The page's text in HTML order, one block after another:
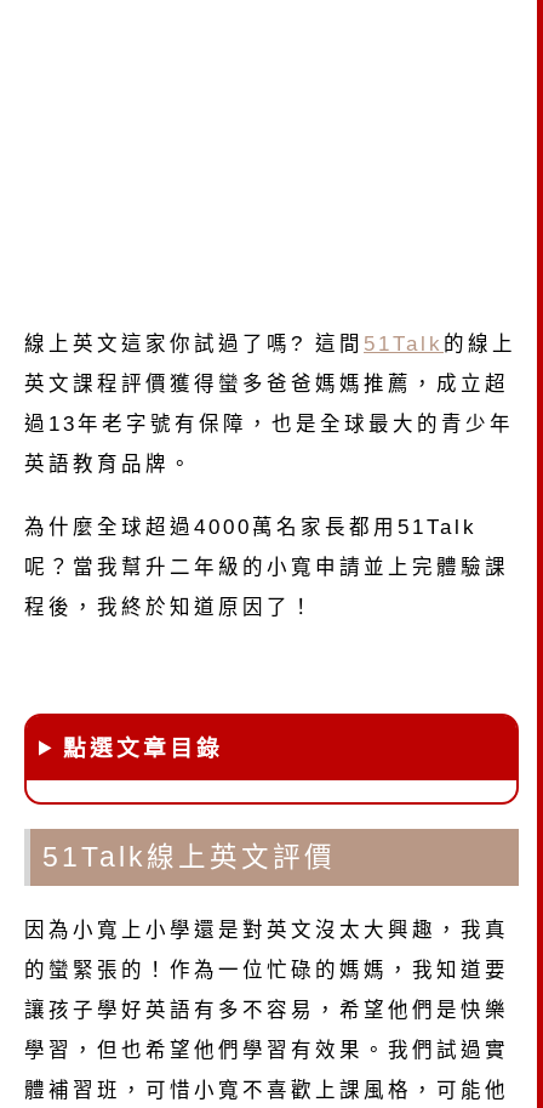
線上英文這家你試過了嗎? 這間 51Talk 的線上
英文課程評價獲得蠻多爸爸媽媽推薦，成立超
過13年老 字號有保障，也是全球最大的青少年
英語教育品牌 。
為什麼全球超過4000萬名家長都用 51Talk
呢？當我 幫升二年級的小寬申請並上完體驗課
程後，我終於知道原因了！
點選文章目錄
51Talk線上英文評價
因為小寬上小學還是對英文沒太大興趣，我真
的蠻緊張的！作為一位忙碌的媽媽，我知道要
讓孩子學好英語有多不容易，希望他們是快樂
學習，但也希望他們學習有效果。我們試過實
體補習班，可惜小寬不喜歡上課風格，可能他